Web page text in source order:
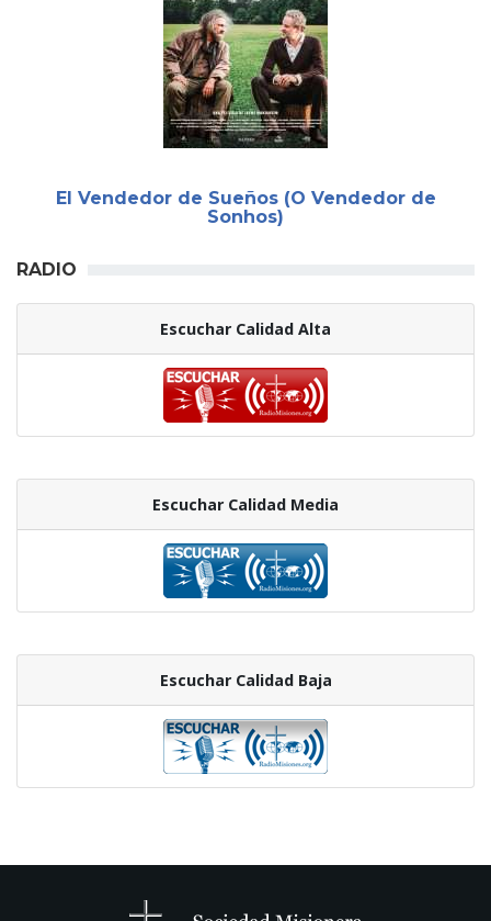
El Vendedor de Sueños (O Vendedor de
Sonhos)
RADIO
Escuchar Calidad Alta
Escuchar Calidad Media
Escuchar Calidad Baja